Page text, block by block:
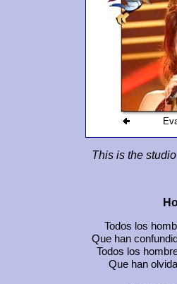
This is the
Todos los
Que han
Todos los
Que han